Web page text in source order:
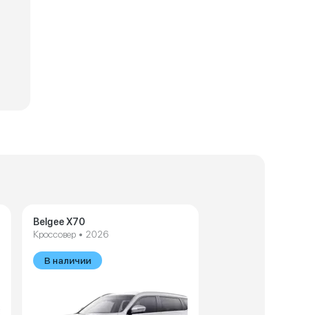
характеристики Chery Tiggo 3
Belgee X70
Кроссовер • 2026
В наличии